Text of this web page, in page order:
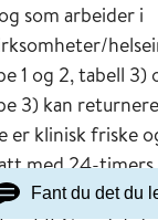
som arbeider i
1 og 2, tabell 3)
3) kan
er klinisk friske
med 24-timers
tidligst 2-3
Fant du det du